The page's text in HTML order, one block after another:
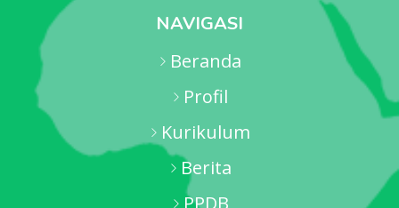
NAVIGASI
Beranda
Profil
Kurikulum
Berita
PPDB